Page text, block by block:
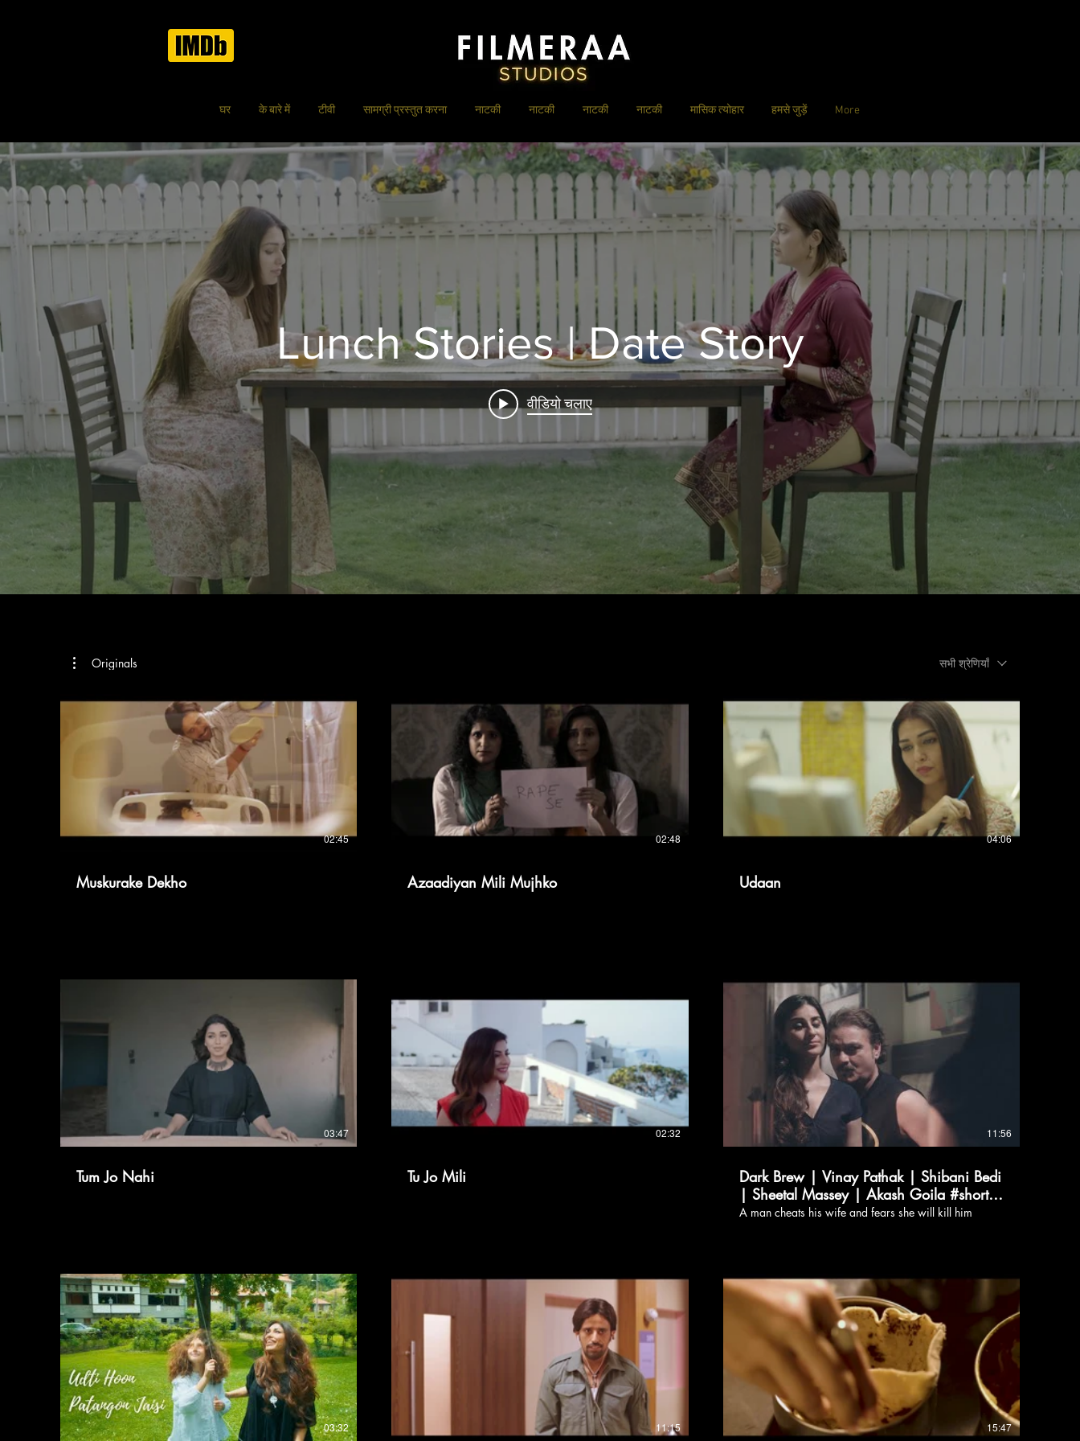
घर के बारे में टीवी सामग्री प्रस्तुत करना नाटकी नाटकी नाटकी नाटकी मासिक त्योहार हमसे जुड़ें More
Lunch Stories | Date Story
वीडियो चलाए
Originals सभी श्रेणियाँ
02:45
Muskurake Dekho
02:48
Azaadiyan Mili Mujhko
04:06
Udaan
03:47
Tum Jo Nahi
02:32
Tu Jo Mili
11:56
Dark Brew | Vinay Pathak | Shibani Bedi
| Sheetal Massey | Akash Goila #shorts
#short #film
A man cheats his wife and fears she will kill him
03:32 11:15 15:47